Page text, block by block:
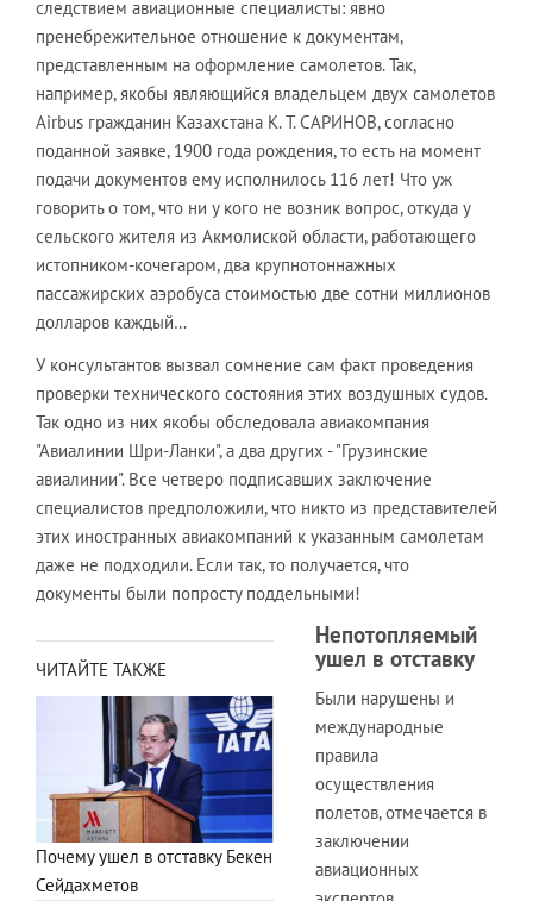
следствием авиационные специалисты: явно
пренебрежительное отношение к документам,
представленным на оформление самолетов. Так,
например, якобы являющийся владельцем двух самолетов
Airbus гражданин Казахстана К. Т. САРИНОВ, согласно
поданной заявке, 1900 года рождения, то есть на момент
подачи документов ему исполнилось 116 лет! Что уж
говорить о том, что ни у кого не возник вопрос, откуда у
сельского жителя из Акмолиской области, работающего
истопником-кочегаром, два крупнотоннажных
пассажирских аэробуса стоимостью две сотни миллионов
долларов каждый…
У консультантов вызвал сомнение сам факт проведения
проверки технического состояния этих воздушных судов.
Так одно из них якобы обследовала авиакомпания
"Авиалинии Шри-Ланки", а два других - "Грузинские
авиалинии". Все четверо подписавших заключение
специалистов предположили, что никто из представителей
этих иностранных авиакомпаний к указанным самолетам
даже не подходили. Если так, то получается, что
документы были попросту поддельными!
ЧИТАЙТЕ ТАКЖЕ
Почему ушел в отставку Бекен
Сейдахметов
Непотопляемый
ушел в отставку
Были нарушены и
международные
правила
осуществления
полетов, отмечается в
заключении
авиационных